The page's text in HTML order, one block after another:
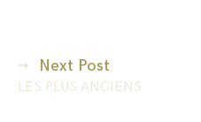
Next Post
LES PLUS ANCIENS